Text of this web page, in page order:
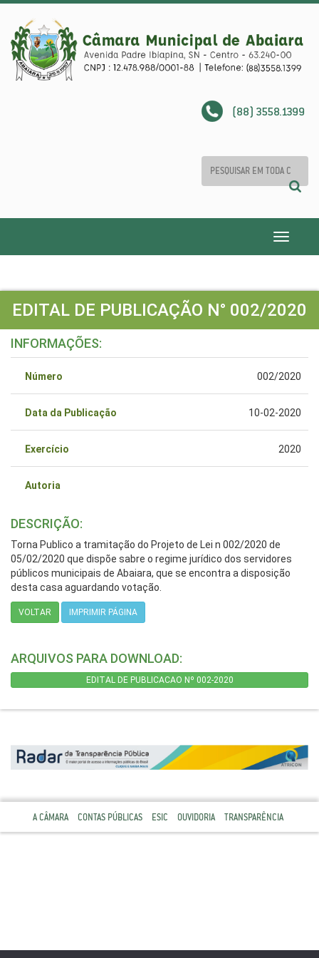
(88) 3558.1399
Toggle
EDITAL DE PUBLICAÇÃO N° 002/2020
INFORMAÇÕES:
Número 002/2020
Data da Publicação 10-02-2020
Exercício 2020
Autoria
DESCRIÇÃO:
Torna Publico a tramitação do Projeto de Lei n 002/2020 de
05/02/2020 que dispõe sabre o regime jurídico dos servidores
públicos municipais de Abaiara, que se encontra a disposição
desta casa aguardando votação.
VOLTAR IMPRIMIR PÁGINA
ARQUIVOS PARA DOWNLOAD:
EDITAL DE PUBLICACAO Nº 002-2020
A CÂMARA CONTAS PÚBLICAS ESIC OUVIDORIA TRANSPARÊNCIA